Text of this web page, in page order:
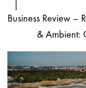
Business Review –
& Ambient: